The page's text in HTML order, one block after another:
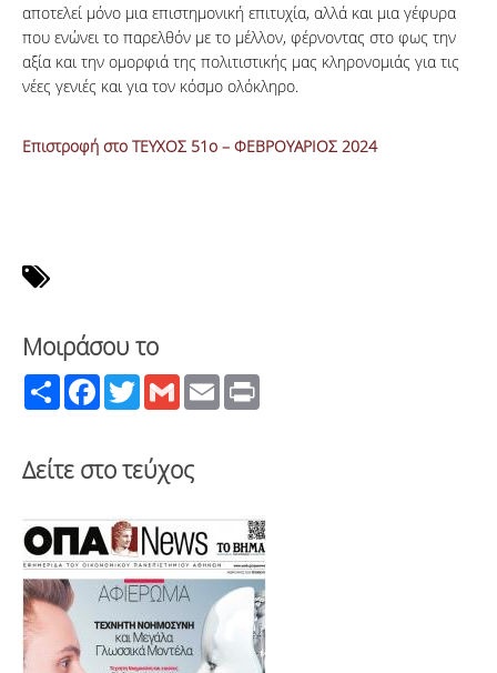
αποτελεί μόνο μια επιστημονική επιτυχία, αλλά και μια γέφυρα
που ενώνει το παρελθόν με το μέλλον, φέρνοντας στο φως την
αξία και την ομορφιά της πολιτιστικής μας κληρονομιάς για τις
νέες γενιές και για τον κόσμο ολόκληρο.
Επιστροφή στο ΤΕΥΧΟΣ 51ο – ΦΕΒΡΟΥΑΡΙΟΣ 2024
Μοιράσου το
Share FacebookTwitterGmail Email
Δείτε στο τεύχος